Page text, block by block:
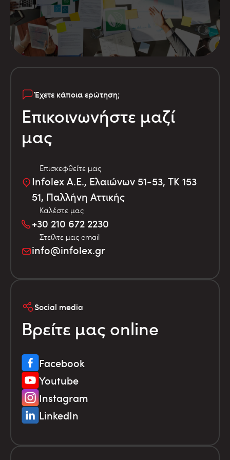
Έχετε κάποια ερώτηση;
Επικοινωνήστε μαζί
μας
Επισκεφθείτε μας
Infolex Α.Ε., Ελαιώνων 51-53, TK 153
51, Παλλήνη Αττικής
Καλέστε μας
+30 210 672 2230
Στείλτε μας email
info@infolex.gr
Social media
Βρείτε μας online
Facebook
Youtube
Instagram
LinkedIn